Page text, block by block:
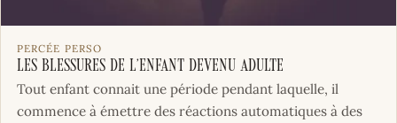
PERCÉE PERSO
Les blessures de l’enfant devenu adulte
Tout enfant connait une période pendant laquelle, il
commence à émettre des réactions automatiques à des